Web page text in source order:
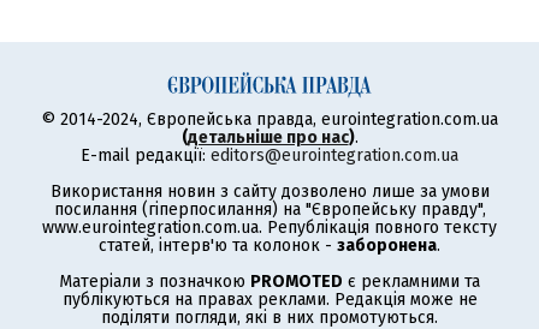
© 2014-2024, Європейська правда, eurointegration.com.ua
(детальніше про нас).
E-mail редакції: editors@eurointegration.com.ua
Використання новин з сайту дозволено лише за умови
посилання (гіперпосилання) на "Європейську правду",
www.eurointegration.com.ua. Републікація повного тексту
статей, інтерв'ю та колонок - заборонена.
Матеріали з позначкою PROMOTED є рекламними та
публікуються на правах реклами. Редакція може не
поділяти погляди, які в них промотуються.